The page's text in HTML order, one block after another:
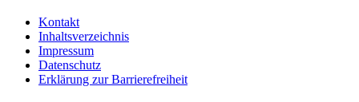
Kontakt
Inhaltsverzeichnis
Impressum
Datenschutz
Erklärung zur Barrierefreiheit